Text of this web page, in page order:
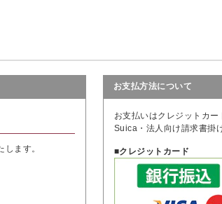
ます。
お支払方法について
お支払いはクレジットカ
Suica・法人向け請求書掛
■クレジットカード